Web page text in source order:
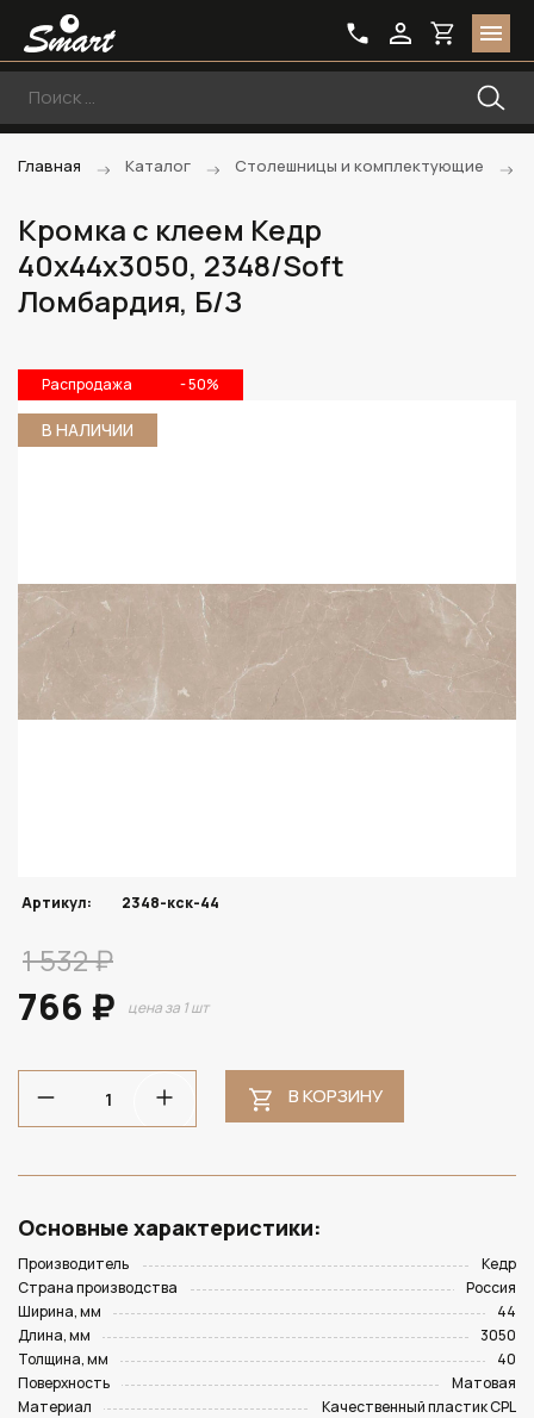
Главная Каталог Столешницы и комплектующие
Кромка с клеем Кедр
40х44х3050, 2348/Soft
Ломбардия, Б/З
Распродажа - 50%
В НАЛИЧИИ
Артикул: 2348-кск-44
1 532 ₽
766 ₽ цена за 1 шт
В КОРЗИНУ
Основные характеристики:
Производитель
Кедр
Страна производства
Россия
Ширина, мм
44
Длина, мм
3050
Толщина, мм
40
Поверхность
Матовая
Материал
Качественный пластик CPL